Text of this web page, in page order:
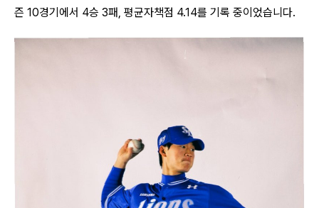
즌 10경기에서 4승 3패, 평균자책점 4.14를 기록 중이었습니다.